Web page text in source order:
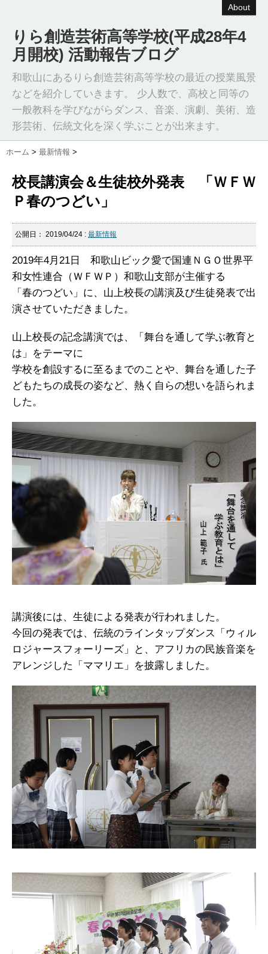
About
りら創造芸術高等学校(平成28年4
月開校) 活動報告ブログ
和歌山にあるりら創造芸術高等学校の最近の授業風景
などを紹介していきます。 少人数で、高校と同等の
一般教科を学びながらダンス、音楽、演劇、美術、造
形芸術、伝統文化を深く学ぶことが出来ます。
ホーム > 最新情報 >
校長講演会＆生徒校外発表 「ＷＦＷ
Ｐ春のつどい」
公開日： 2019/04/24 : 最新情報
2019年4月21日 和歌山ビック愛で国連ＮＧＯ世界平
和女性連合（ＷＦＷＰ）和歌山支部が主催する
「春のつどい」に、山上校長の講演及び生徒発表で出
演させていただきました。
山上校長の記念講演では、「舞台を通して学ぶ教育と
は」をテーマに
学校を創設するに至るまでのことや、舞台を通した子
どもたちの成長の姿など、熱く自らの想いを語られま
した。
講演後には、生徒による発表が行われました。
今回の発表では、伝統のラインタップダンス「ウィル
ロジャースフォーリーズ」と、アフリカの民族音楽を
アレンジした「ママリエ」を披露しました。